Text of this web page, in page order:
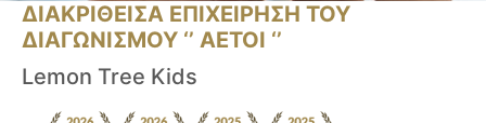
ΔΙΑΚΡΙΘΕΙΣΑ ΕΠΙΧΕΙΡΗΣΗ ΤΟΥ
ΔΙΑΓΩΝΙΣΜΟΥ ‘’ ΑΕΤΟΙ ‘’
Lemon Tree Kids